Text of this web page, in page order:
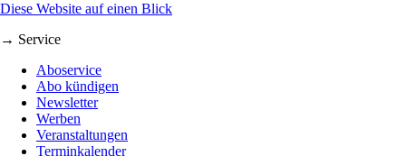
Diese Website auf einen Blick
→ Service
Aboservice
Abo kündigen
Newsletter
Werben
Veranstaltungen
Terminkalender